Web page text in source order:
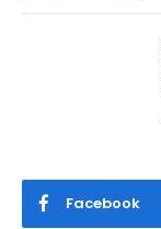
Facebook